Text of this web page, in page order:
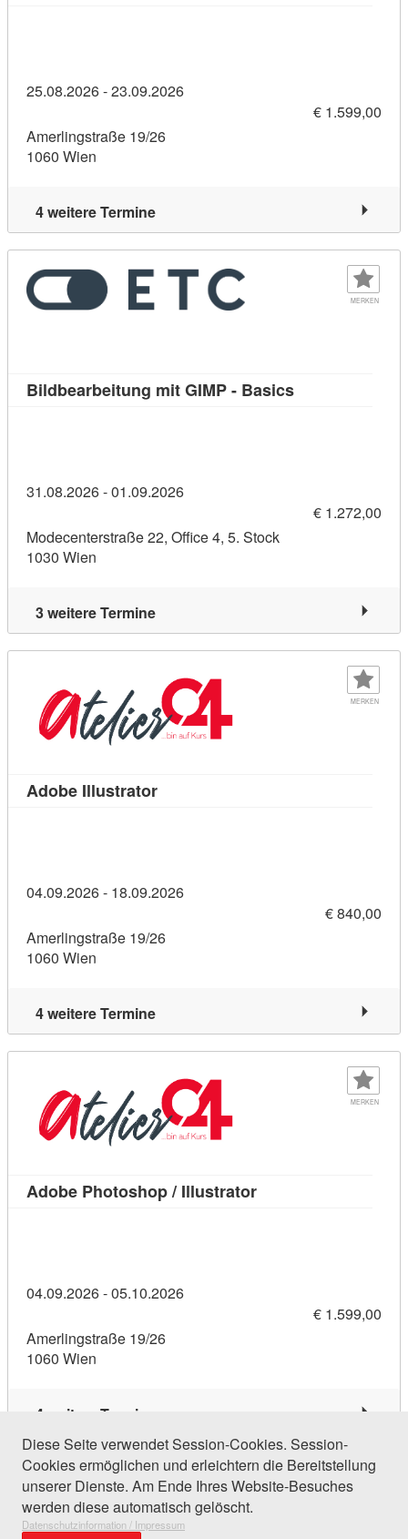
25.08.2026 - 23.09.2026
€ 1.599,00
Amerlingstraße 19/26
1060 Wien
4 weitere Termine
MERKEN
Bildbearbeitung mit GIMP - BasicsKursdetail:
31.08.2026 - 01.09.2026
€ 1.272,00
Modecenterstraße 22, Office 4, 5. Stock
1030 Wien
3 weitere Termine
MERKEN
Adobe IllustratorKursdetail: Adobe Illustrator
04.09.2026 - 18.09.2026
€ 840,00
Amerlingstraße 19/26
1060 Wien
4 weitere Termine
MERKEN
Adobe Photoshop / IllustratorKursdetail: Adobe
04.09.2026 - 05.10.2026
€ 1.599,00
Amerlingstraße 19/26
1060 Wien
4 weitere Termine
167 Einträge gefunden (1 von 8)
Diese Seite verwendet Session-Cookies. Session-
Cookies ermöglichen und erleichtern die Bereitstellung
unserer Dienste. Am Ende Ihres Website-Besuches
werden diese automatisch gelöscht.
Datenschutzinformation / Impressum